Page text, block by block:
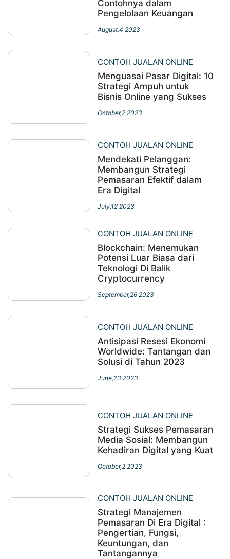
Contohnya dalam
Pengelolaan Keuangan
August,4 2023
CONTOH JUALAN ONLINE
Menguasai Pasar Digital: 10
Strategi Ampuh untuk
Bisnis Online yang Sukses
October,2 2023
CONTOH JUALAN ONLINE
Mendekati Pelanggan:
Membangun Strategi
Pemasaran Efektif dalam
Era Digital
July,12 2023
CONTOH JUALAN ONLINE
Blockchain: Menemukan
Potensi Luar Biasa dari
Teknologi Di Balik
Cryptocurrency
September,26 2023
CONTOH JUALAN ONLINE
Antisipasi Resesi Ekonomi
Worldwide: Tantangan dan
Solusi di Tahun 2023
June,23 2023
CONTOH JUALAN ONLINE
Strategi Sukses Pemasaran
Media Sosial: Membangun
Kehadiran Digital yang Kuat
October,2 2023
CONTOH JUALAN ONLINE
Strategi Manajemen
Pemasaran Di Era Digital :
Pengertian, Fungsi,
Keuntungan, dan
Tantangannya